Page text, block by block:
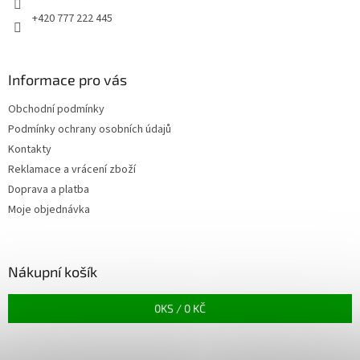
+420 777 222 445
Informace pro vás
Obchodní podmínky
Podmínky ochrany osobních údajů
Kontakty
Reklamace a vrácení zboží
Doprava a platba
Moje objednávka
Nákupní košík
0KS / 0 KČ